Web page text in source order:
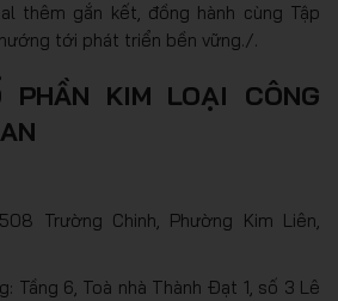
thêm gắn kết, đồng hành cùng Tập
tới phát triển bền vững./.
PHẦN KIM LOẠI CÔNG
Trường Chinh, Phường Kim Liên,
Tầng 6, Toà nhà Thành Đạt 1, số 3 Lê